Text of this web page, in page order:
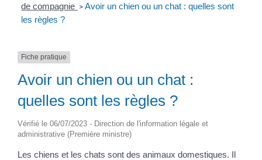
de compagnie > Avoir un chien ou un chat : quelles sont
les règles ?
Fiche pratique
Avoir un chien ou un chat :
quelles sont les règles ?
Vérifié le 06/07/2023 - Direction de l'information légale et
administrative (Première ministre)
Les chiens et les chats sont des animaux domestiques. Il